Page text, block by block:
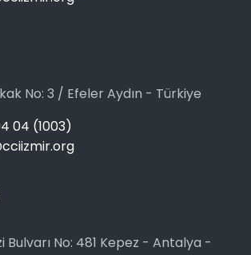
No: 3 / Efeler Aydın - Türkiye
04 (1003)
Bulvarı No: 481 Kepez - Antalya -